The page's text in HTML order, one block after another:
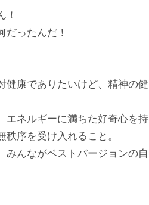
！
ったんだ！
健康でありたいけど、精神の健
エネルギーに満ちた好奇心を持
序を受け入れること。
みんながベストバージョンの自